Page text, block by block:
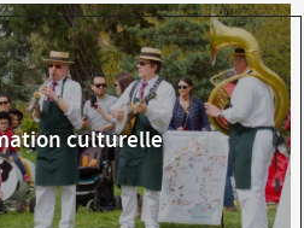
culturelle